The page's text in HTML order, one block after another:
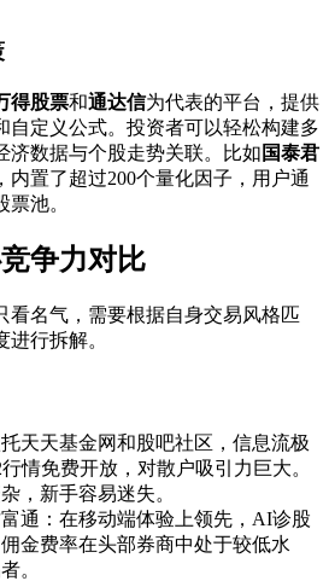
得股票和通达信为代表的平台，提供
自定义公式。投资者可以轻松构建多
济数据与个股走势关联。比如 国泰君
内置了超过200个量化因子，用户通
池。
争力对比
看名气，需要根据自身交易风格匹
行拆解。
托天天基金网和股吧社区，信息流极
情免费开放，对散户吸引力巨大。
，新手容易迷失。
通：在移动端体验上领先，AI诊股
金费率在头部券商中处于较低水
。